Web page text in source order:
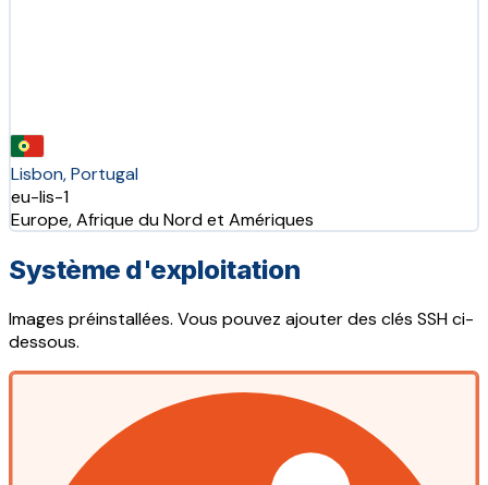
Lisbon, Portugal
eu-lis-1
Europe, Afrique du Nord et Amériques
Système d'exploitation
Images préinstallées. Vous pouvez ajouter des clés SSH ci-
dessous.